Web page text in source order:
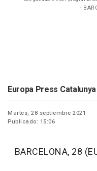
-
Europa Press Catalunya
Martes, 28 septiembre 2021
Publicado: 15:06
BARCELONA, 28